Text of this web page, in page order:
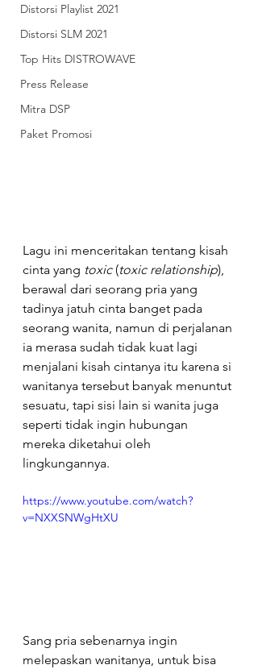
Distorsi Playlist 2021
Distorsi SLM 2021
Top Hits DISTROWAVE
Press Release
Mitra DSP
Paket Promosi
Lagu ini menceritakan tentang kisah
cinta yang toxic (toxic relationship),
berawal dari seorang pria yang
tadinya jatuh cinta banget pada
seorang wanita, namun di perjalanan
ia merasa sudah tidak kuat lagi
menjalani kisah cintanya itu karena si
wanitanya tersebut banyak menuntut
sesuatu, tapi sisi lain si wanita juga
seperti tidak ingin hubungan
mereka diketahui oleh
lingkungannya.
https://www.youtube.com/watch?
v=NXXSNWgHtXU
Sang pria sebenarnya ingin
melepaskan wanitanya, untuk bisa